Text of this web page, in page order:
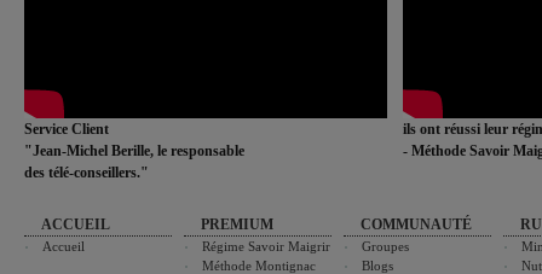
Service Client
"Jean-Michel Berille, le responsable
des télé-conseillers."
ils ont réussi leur
- Méthode Savoir
ACCUEIL
Accueil
PREMIUM
Régime Savoir Maigrir
Méthode Montignac
COMMUNAUTÉ
Groupes
Blogs